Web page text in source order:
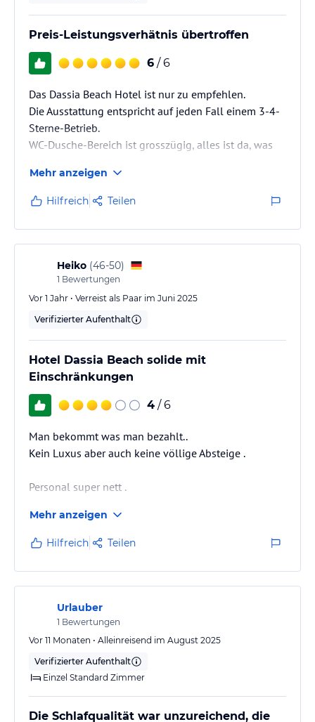
Preis-Leistungsverhätnis übertroffen
6 / 6
Das Dassia Beach Hotel ist nur zu empfehlen.
Die Ausstattung entspricht auf jeden Fall einem 3-4-
Sterne-Betrieb.
WC-Dusche-Bereich ist grosszügig, alles ist da, was
Meersicht-Zimmer mit Balkon sind fantanstisch,
uneingeschränkte Sicht
aufs Meer und Nachbarinseln.
Frühstücks-Buffet reichhaltig
Sauberer Betrieb mit sehr freundlichem Personal,
Zimmerreinigung top !
Mehr anzeigen
Hilfreich Teilen
Heiko (46-50)
1 Bewertungen
Vor 1 Jahr • Verreist als Paar im Juni 2025
Verifizierter Aufenthalt
Hotel Dassia Beach solide mit
Einschränkungen
4 / 6
Man bekommt was man bezahlt..
Kein Luxus aber auch keine völlige Absteige .
Personal super nett .
Negativ ist die Tatsache das der Hahn von gegenüber
sich gerne mal um 4 Uhr morgens bemerkbar macht,
und auch die Hunde vom Nachbarn gerne mal die
streunenden Katzen vom Grundstück verjagen und
das recht lautstark .. bei offenem Fenster schlafen ist
also nur möglich wenn man einen festen Schlaf hat ..
Wer trotzdem kühl und ruhig schlafen möchte , kann
sich für 5 Euro extra den Tag die…
Mehr anzeigen
Hilfreich Teilen
Urlauber
1 Bewertungen
Vor 11 Monaten • Alleinreisend im August 2025
Verifizierter Aufenthalt
Einzel Standard Zimmer
Die Schlafqualität war unzureichend, die